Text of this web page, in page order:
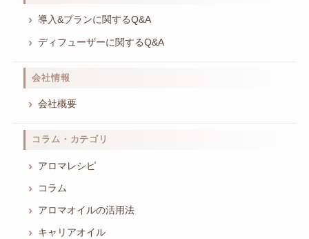
導入&プランに関するQ&A
ディフューザーに関するQ&A
会社情報
会社概要
コラム・カテゴリ
アロマレシピ
コラム
アロマオイルの活用法
キャリアオイル